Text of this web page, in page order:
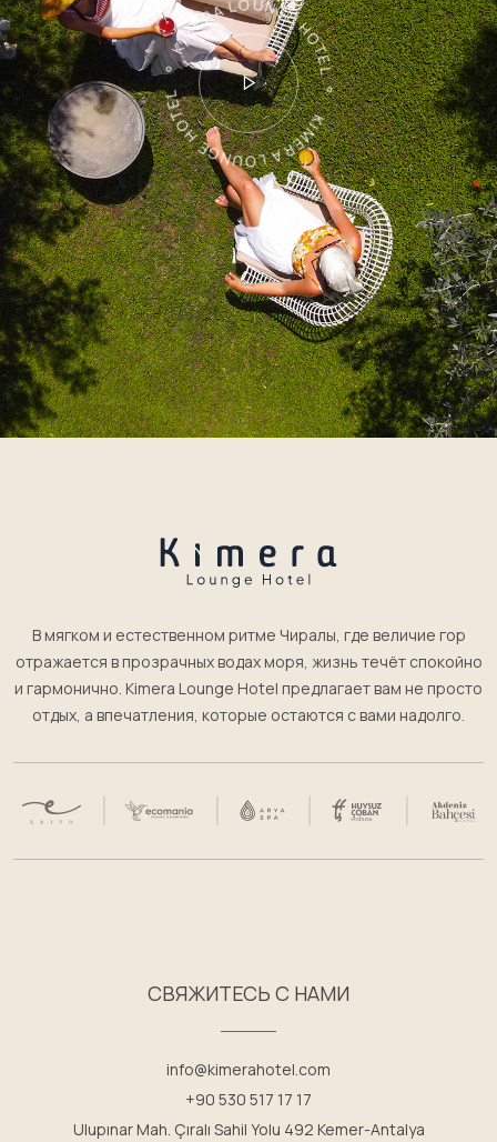
KIMERA LOUNGE HOTEL ° KIMERA LOUNGE HOTEL °
В мягком и естественном ритме Чиралы, где величие гор
отражается в прозрачных водах моря, жизнь течёт спокойно
и гармонично. Kimera Lounge Hotel предлагает вам не просто
отдых, а впечатления, которые остаются с вами надолго.
СВЯЖИТЕСЬ С НАМИ
info@kimerahotel.com
+90 530 517 17 17
Ulupınar Mah. Çıralı Sahil Yolu 492 Kemer-Antalya